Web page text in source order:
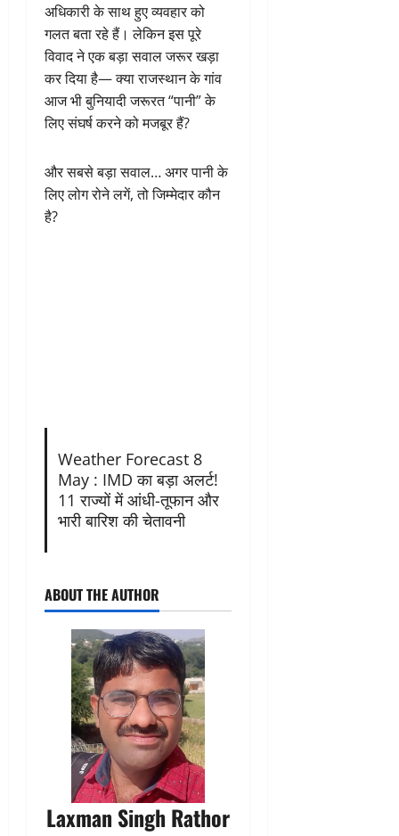
अधिकारी के साथ हुए व्यवहार को
गलत बता रहे हैं। लेकिन इस पूरे
विवाद ने एक बड़ा सवाल जरूर खड़ा
कर दिया है— क्या राजस्थान के गांव
आज भी बुनियादी जरूरत “पानी” के
लिए संघर्ष करने को मजबूर हैं?
और सबसे बड़ा सवाल… अगर पानी के
लिए लोग रोने लगें, तो जिम्मेदार कौन
है?
Weather Forecast 8
May : IMD का बड़ा अलर्ट!
11 राज्यों में आंधी-तूफान और
भारी बारिश की चेतावनी
ABOUT THE AUTHOR
Laxman Singh Rathor